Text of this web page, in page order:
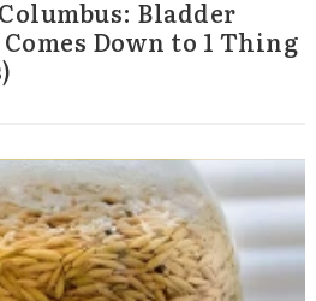
Bladder
Down to 1 Thing